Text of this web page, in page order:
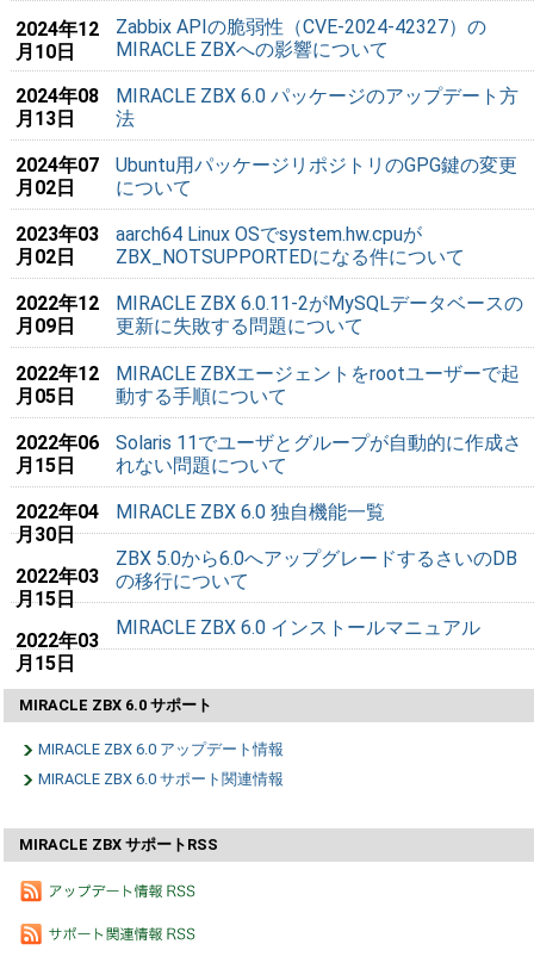
2024年12
月10日
Zabbix APIの脆弱性（CVE-2024-42327）の
MIRACLE ZBXへの影響について
2024年08
月13日
MIRACLE ZBX 6.0 パッケージのアップデート方
法
2024年07
月02日
Ubuntu用パッケージリポジトリのGPG鍵の変更
について
2023年03
月02日
aarch64 Linux OSでsystem.hw.cpuが
ZBX_NOTSUPPORTEDになる件について
2022年12
月09日
MIRACLE ZBX 6.0.11-2がMySQLデータベースの
更新に失敗する問題について
2022年12
月05日
MIRACLE ZBXエージェントをrootユーザーで起
動する手順について
2022年06
月15日
Solaris 11でユーザとグループが自動的に作成さ
れない問題について
2022年04
月30日
MIRACLE ZBX 6.0 独自機能一覧
2022年03
月15日
ZBX 5.0から6.0へアップグレードするさいのDB
の移行について
2022年03
月15日
MIRACLE ZBX 6.0 インストールマニュアル
MIRACLE ZBX 6.0 サポート
MIRACLE ZBX 6.0 アップデート情報
MIRACLE ZBX 6.0 サポート関連情報
MIRACLE ZBX サポートRSS